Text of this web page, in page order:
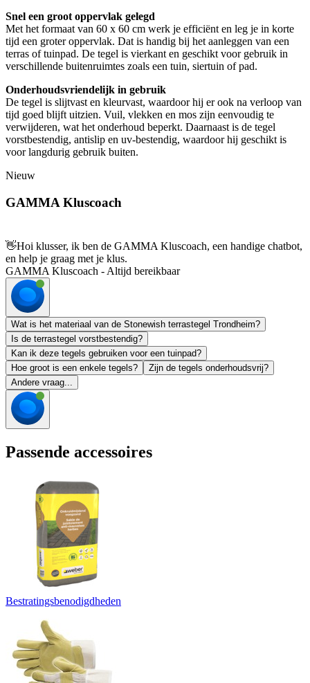
Snel een groot oppervlak gelegd
Met het formaat van 60 x 60 cm werk je efficiënt en leg je in korte
tijd een groter oppervlak. Dat is handig bij het aanleggen van een
terras of tuinpad. De tegel is vierkant en geschikt voor gebruik in
verschillende buitenruimtes zoals een tuin, siertuin of pad.
Onderhoudsvriendelijk in gebruik
De tegel is slijtvast en kleurvast, waardoor hij er ook na verloop van
tijd goed blijft uitzien. Vuil, vlekken en mos zijn eenvoudig te
verwijderen, wat het onderhoud beperkt. Daarnaast is de tegel
vorstbestendig, antislip en uv-bestendig, waardoor hij geschikt is
voor langdurig gebruik buiten.
Nieuw
GAMMA Kluscoach
👋Hoi klusser, ik ben de GAMMA Kluscoach, een handige chatbot,
en help je graag met je klus.
GAMMA Kluscoach - Altijd bereikbaar
Wat is het materiaal van de Stonewish terrastegel Trondheim?
Is de terrastegel vorstbestendig?
Kan ik deze tegels gebruiken voor een tuinpad?
Hoe groot is een enkele tegels?
Zijn de tegels onderhoudsvrij?
Andere vraag...
Passende accessoires
Bestratingsbenodigdheden